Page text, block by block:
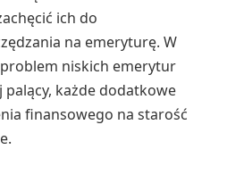
ich do
na emeryturę. W
niskich emerytur
każde dodatkowe
finansowego na starość